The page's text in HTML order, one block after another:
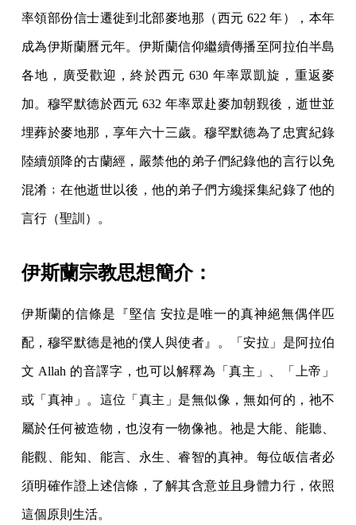
率領部份信士遷徙到北部麥地那（西元 622 年），本年
成為伊斯蘭曆元年。伊斯蘭信仰繼續傳播至阿拉伯半島
各地，廣受歡迎，終於西元 630 年率眾凱旋，重返麥
加。穆罕默德於西元 632 年率眾赴麥加朝覲後，逝世並
埋葬於麥地那，享年六十三歲。穆罕默德為了忠實紀錄
陸續頒降的古蘭經，嚴禁他的弟子們紀錄他的言行以免
混淆﹔在他逝世以後，他的弟子們方纔採集紀錄了他的
言行（聖訓）。
伊斯蘭宗教思想簡介：
伊斯蘭的信條是『堅信 安拉是唯一的真神絕無偶伴匹
配，穆罕默德是祂的僕人與使者』。「安拉」是阿拉伯
文 Allah 的音譯字，也可以解釋為「真主」、「上帝」
或「真神」。這位「真主」是無似像，無如何的，祂不
屬於任何被造物，也沒有一物像祂。祂是大能、能聽、
能觀、能知、能言、永生、睿智的真神。每位皈信者必
須明確作證上述信條，了解其含意並且身體力行，依照
這個原則生活。